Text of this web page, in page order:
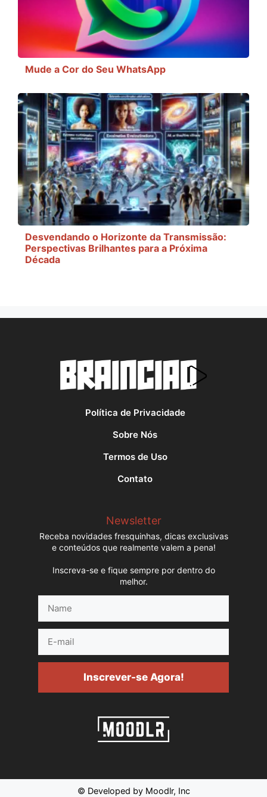
Mude a Cor do Seu WhatsApp
Desvendando o Horizonte da Transmissão:
Perspectivas Brilhantes para a Próxima
Década
Política de Privacidade
Sobre Nós
Termos de Uso
Contato
Newsletter
Receba novidades fresquinhas, dicas exclusivas
e conteúdos que realmente valem a pena!
Inscreva-se e fique sempre por dentro do
melhor.
mail
Inscrever-se Agora!